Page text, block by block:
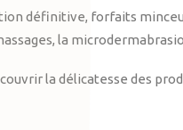
définitive, forfaits
la
la délicatesse des